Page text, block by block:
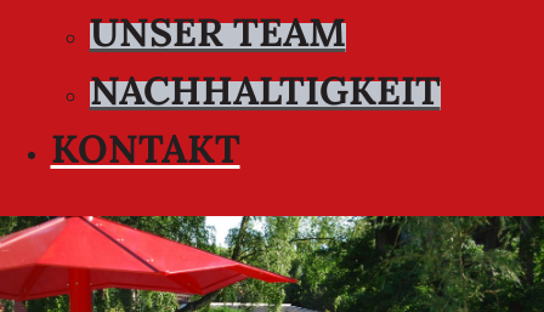
UNSER TEAM
NACHHALTIGKEIT
KONTAKT